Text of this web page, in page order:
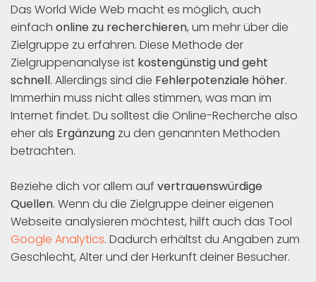
Das World Wide Web macht es möglich, auch
einfach online zu recherchieren, um mehr über die
Zielgruppe zu erfahren. Diese Methode der
Zielgruppenanalyse ist kostengünstig und geht
schnell. Allerdings sind die Fehlerpotenziale höher.
Immerhin muss nicht alles stimmen, was man im
Internet findet. Du solltest die Online-Recherche also
eher als Ergänzung zu den genannten Methoden
betrachten.
Beziehe dich vor allem auf vertrauenswürdige
Quellen. Wenn du die Zielgruppe deiner eigenen
Webseite analysieren möchtest, hilft auch das Tool
Google Analytics. Dadurch erhältst du Angaben zum
Geschlecht, Alter und der Herkunft deiner Besucher.